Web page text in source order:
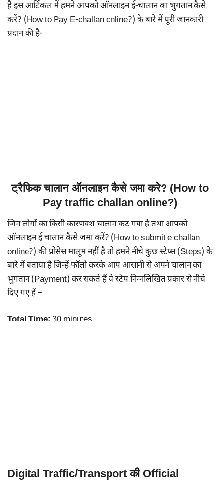
है इस आर्टिकल में हमने आपको ऑनलाइन ई-चालान का भुगतान कैसे
करें? (How to Pay E-challan online?) के बारे में पूरी जानकारी
प्रदान की है-
ट्रैफिक चालान ऑनलाइन कैसे जमा करे? (How to
Pay traffic challan online?)
जिन लोगों का किसी कारणवश चालान कट गया है तथा आपको
ऑनलाइन ई चालान कैसे जमा करें? (How to submit e challan
online?) की प्रोसेस मालूम नहीं है तो हमने नीचे कुछ स्टेप्स (Steps) के
बारे में बताया है जिन्हें फॉलो करके आप आसानी से अपने चालान का
भुगतान (Payment) कर सकते हैं ये स्टेप निम्नलिखित प्रकार से नीचे
दिए गए हैं –
Total Time: 30 minutes
Digital Traffic/Transport की Official